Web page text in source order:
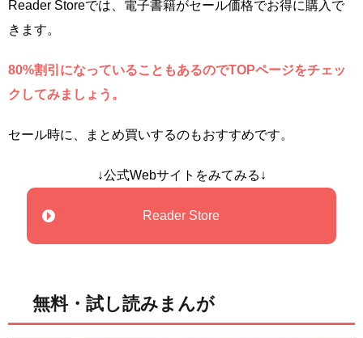
Reader Storeでは、電子書籍がセール価格でお得に購入で
きます。
80%割引になっていることもあるのでTOPページをチェッ
クしてみましょう。
セール時に、まとめ買いするのもおすすめです。
↓公式Webサイトをみてみる↓
Reader Store
無料・試し読みまんが